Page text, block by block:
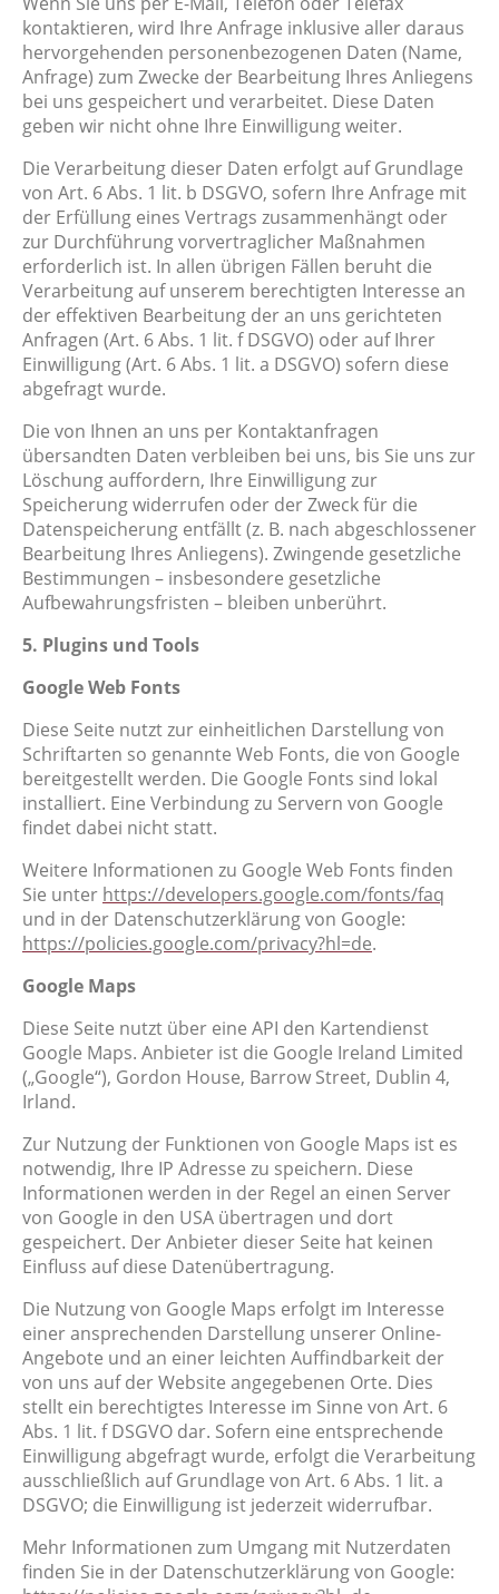
kontaktieren, wird Ihre Anfrage inklusive aller daraus
hervorgehenden personenbezogenen Daten (Name,
Anfrage) zum Zwecke der Bearbeitung Ihres Anliegens
bei uns gespeichert und verarbeitet. Diese Daten
geben wir nicht ohne Ihre Einwilligung weiter.
Die Verarbeitung dieser Daten erfolgt auf Grundlage
von Art. 6 Abs. 1 lit. b DSGVO, sofern Ihre Anfrage mit
der Erfüllung eines Vertrags zusammenhängt oder
zur Durchführung vorvertraglicher Maßnahmen
erforderlich ist. In allen übrigen Fällen beruht die
Verarbeitung auf unserem berechtigten Interesse an
der effektiven Bearbeitung der an uns gerichteten
Anfragen (Art. 6 Abs. 1 lit. f DSGVO) oder auf Ihrer
Einwilligung (Art. 6 Abs. 1 lit. a DSGVO) sofern diese
abgefragt wurde.
Die von Ihnen an uns per Kontaktanfragen
übersandten Daten verbleiben bei uns, bis Sie uns zur
Löschung auffordern, Ihre Einwilligung zur
Speicherung widerrufen oder der Zweck für die
Datenspeicherung entfällt (z. B. nach abgeschlossener
Bearbeitung Ihres Anliegens). Zwingende gesetzliche
Bestimmungen – insbesondere gesetzliche
Aufbewahrungsfristen – bleiben unberührt.
5. Plugins und Tools
Google Web Fonts
Diese Seite nutzt zur einheitlichen Darstellung von
Schriftarten so genannte Web Fonts, die von Google
bereitgestellt werden. Die Google Fonts sind lokal
installiert. Eine Verbindung zu Servern von Google
findet dabei nicht statt.
Weitere Informationen zu Google Web Fonts finden
Sie unter https://developers.google.com/fonts/faq
und in der Datenschutzerklärung von Google:
https://policies.google.com/privacy?hl=de.
Google Maps
Diese Seite nutzt über eine API den Kartendienst
Google Maps. Anbieter ist die Google Ireland Limited
(„Google“), Gordon House, Barrow Street, Dublin 4,
Irland.
Zur Nutzung der Funktionen von Google Maps ist es
notwendig, Ihre IP Adresse zu speichern. Diese
Informationen werden in der Regel an einen Server
von Google in den USA übertragen und dort
gespeichert. Der Anbieter dieser Seite hat keinen
Einfluss auf diese Datenübertragung.
Die Nutzung von Google Maps erfolgt im Interesse
einer ansprechenden Darstellung unserer Online-
Angebote und an einer leichten Auffindbarkeit der
von uns auf der Website angegebenen Orte. Dies
stellt ein berechtigtes Interesse im Sinne von Art. 6
Abs. 1 lit. f DSGVO dar. Sofern eine entsprechende
Einwilligung abgefragt wurde, erfolgt die Verarbeitung
ausschließlich auf Grundlage von Art. 6 Abs. 1 lit. a
DSGVO; die Einwilligung ist jederzeit widerrufbar.
Mehr Informationen zum Umgang mit Nutzerdaten
finden Sie in der Datenschutzerklärung von Google: